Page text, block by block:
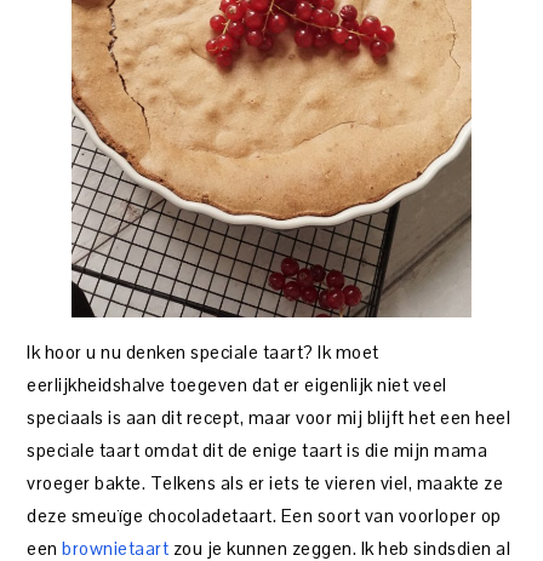
Ik hoor u nu denken speciale taart? Ik moet
eerlijkheidshalve toegeven dat er eigenlijk niet veel
speciaals is aan dit recept, maar voor mij blijft het een heel
speciale taart omdat dit de enige taart is die mijn mama
vroeger bakte. Telkens als er iets te vieren viel, maakte ze
deze smeuïge chocoladetaart. Een soort van voorloper op
eenbrownietaart zou je kunnen zeggen. Ik heb sindsdien al